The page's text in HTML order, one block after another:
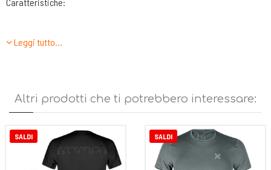
Caratteristiche:
Originali stampe serigrafiche
Leggi tutto…
Altri prodotti che ti potrebbero interessare:
SALDI SALDI